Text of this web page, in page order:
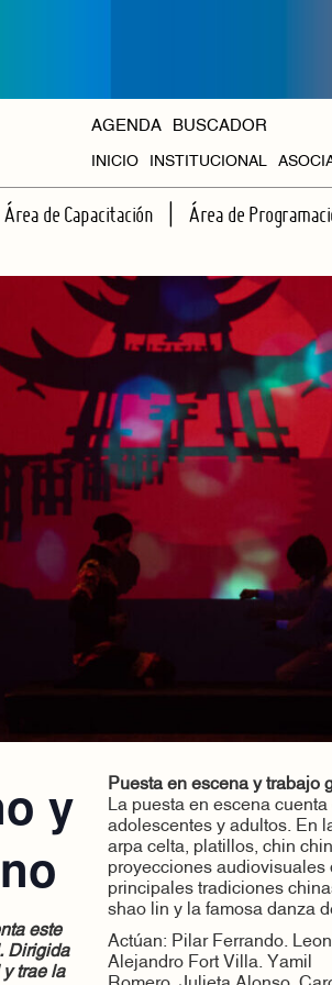
AGENDA BUSCADOR
INICIO INSTITUCIONAL
HISTORIA
ORGANISMOS
Área de Capacitación Área de
y
este
Dirigida
trae la
Puesta en escena y trabajo
La puesta en escena
adolescentes y adultos. En
arpa celta, platillos, chin
proyecciones audiovisuales
principales tradiciones
shao lin y la famosa danza
Actúan: Pilar Ferrando.
Alejandro Fort Villa. Yamil